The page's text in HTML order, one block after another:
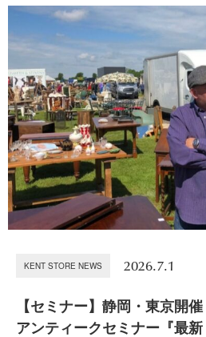
KENT STORE NEWS 2026.7.1
【セミナー】静岡・東京開
アンティークセミナー『最